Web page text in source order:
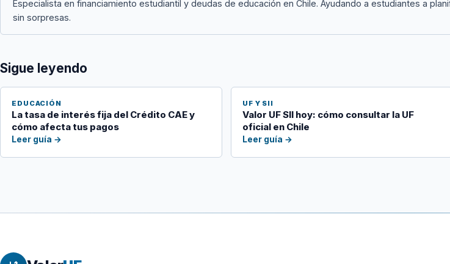
Especialista en financiamiento estudiantil y deudas de educación en Chile. Ayudando a estudiantes a
sin sorpresas.
Sigue leyendo
EDUCACIÓN
La tasa de interés fija del Crédito CAE y
cómo afecta tus pagos
Leer guía →
UF Y SII
Valor UF SII hoy: cómo consultar la UF
oficial en Chile
Leer guía →